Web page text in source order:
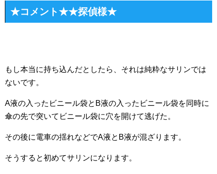
★コメント★★探偵様★
もし本当に持ち込んだとしたら、それは純粋なサリンでは
ないです。
A液の入ったビニール袋とB液の入ったビニール袋を同時に
傘の先で突いてビニール袋に穴を開けて逃げた。
その後に電車の揺れなどでA液とB液が混ざります。
そうすると初めてサリンになります。